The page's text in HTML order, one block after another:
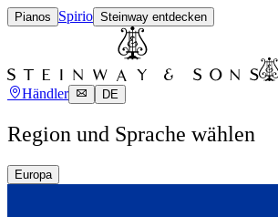
Pianos Spirio Steinway entdecken
Händler DE
Region und Sprache wählen
Europa